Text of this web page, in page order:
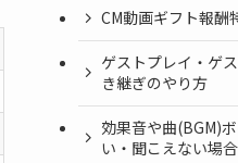
CM動画ギフト報酬
ゲストプレイ・ゲ
き継ぎのやり方
効果音や曲(BGM)
い・聞こえない場